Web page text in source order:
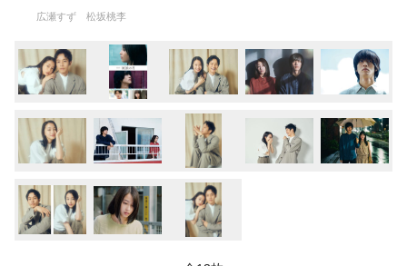
広瀬すず 松坂桃李